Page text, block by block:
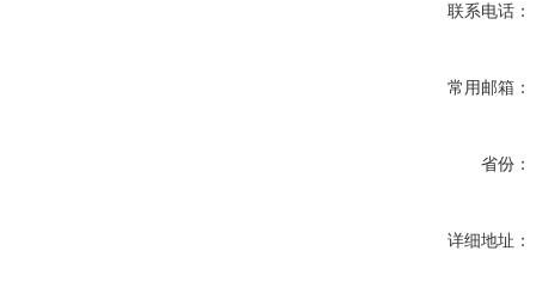
联系电话：
常用邮箱：
省份：
详细地址：